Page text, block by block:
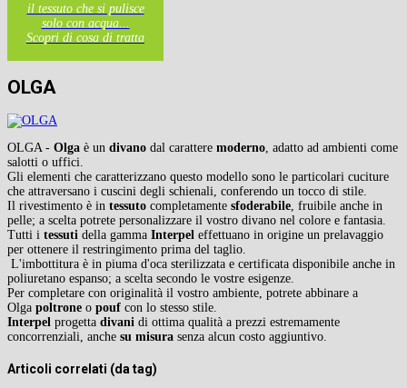
il tessuto che si pulisce
solo con acqua...
Scopri di cosa di tratta
OLGA
OLGA - Olga è un divano dal carattere moderno, adatto ad ambienti come
salotti o uffici.
Gli elementi che caratterizzano questo modello sono le particolari cuciture
che attraversano i cuscini degli schienali, conferendo un tocco di stile.
Il rivestimento è in tessuto completamente sfoderabile, fruibile anche in
pelle; a scelta potrete personalizzare il vostro divano nel colore e fantasia.
Tutti i tessuti della gamma Interpel effettuano in origine un prelavaggio
per ottenere il restringimento prima del taglio.
L'imbottitura è in piuma d'oca sterilizzata e certificata disponibile anche in
poliuretano espanso; a scelta secondo le vostre esigenze.
Per completare con originalità il vostro ambiente, potrete abbinare a
Olga poltrone o pouf con lo stesso stile.
Interpel progetta divani di ottima qualità a prezzi estremamente
concorrenziali, anche su misura senza alcun costo aggiuntivo.
Articoli correlati (da tag)